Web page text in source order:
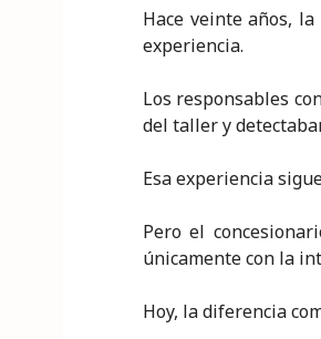
Hace veinte años,
experiencia.
Los responsables
del taller y
Esa experiencia
Pero el
únicamente con la
Hoy, la diferencia